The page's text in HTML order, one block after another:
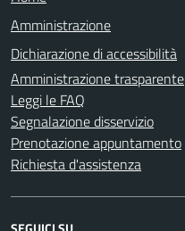
Amministrazione
Dichiarazione di accessibilità
Amministrazione trasparente
Leggi le FAQ
Segnalazione disservizio
Prenotazione appuntamento
Richiesta d'assistenza